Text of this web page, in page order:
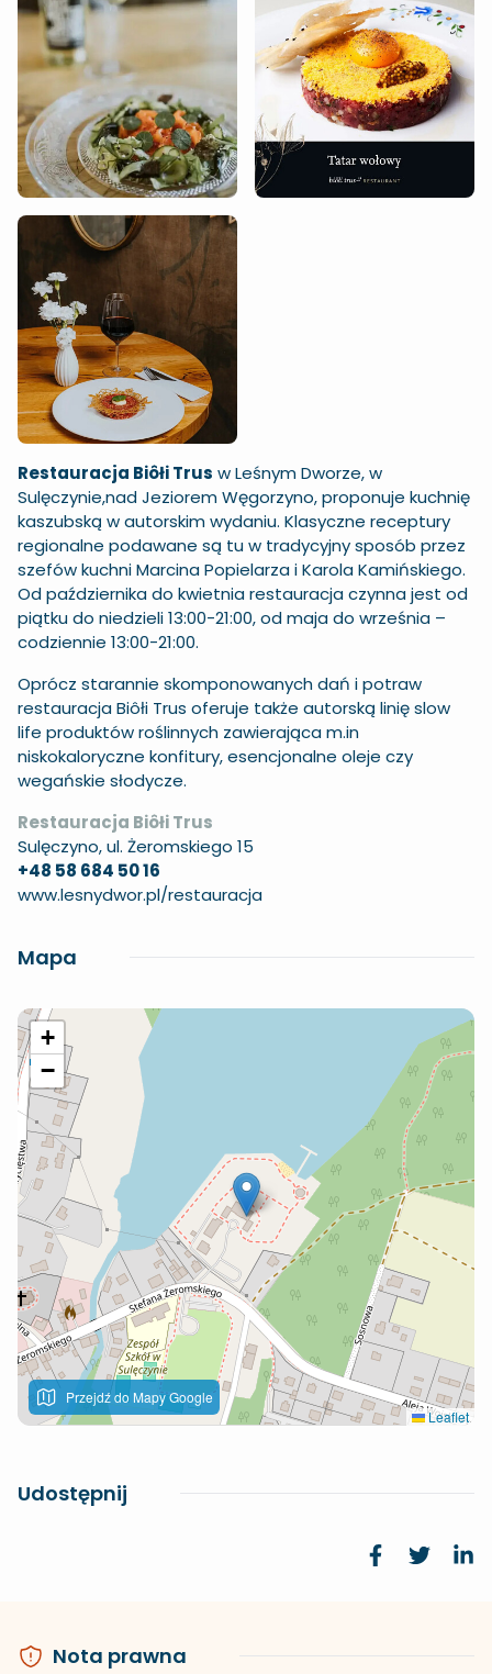
Restauracja Biôłi Trus w Leśnym Dworze, w
Sulęczynie,nad Jeziorem Węgorzyno, proponuje kuchnię
kaszubską w autorskim wydaniu. Klasyczne receptury
regionalne podawane są tu w tradycyjny sposób przez
szefów kuchni Marcina Popielarza i Karola Kamińskiego.
Od października do kwietnia restauracja czynna jest od
piątku do niedzieli 13:00-21:00, od maja do września –
codziennie 13:00-21:00.
Oprócz starannie skomponowanych dań i potraw
restauracja Biôłi Trus oferuje także autorską linię slow
life produktów roślinnych zawierająca m.in
niskokaloryczne konfitury, esencjonalne oleje czy
wegańskie słodycze.
Restauracja Biôłi Trus
Sulęczyno, ul. Żeromskiego 15
+48 58 684 50 16
www.lesnydwor.pl/restauracja
Mapa
+
−
Przejdź do Mapy Google
Leaflet
Udostępnij
Nota prawna